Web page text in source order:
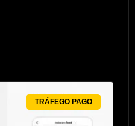
TRÁFEGO PAGO